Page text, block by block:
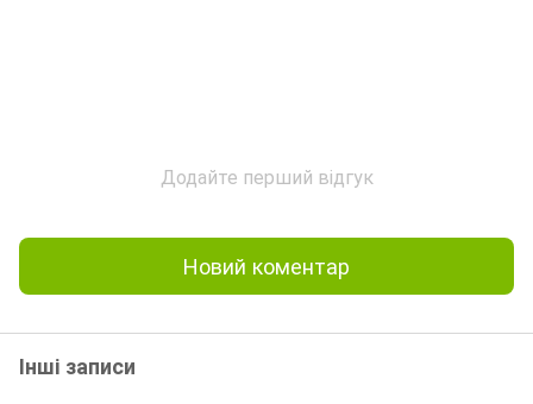
Додайте перший відгук
Новий коментар
Інші записи